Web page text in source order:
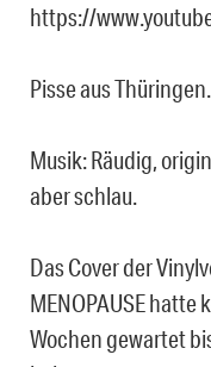
https://
Pisse aus Thüringen.
Musik: Räudig,
aber schlau.
Das Cover der
MENOPAUSE hatte
Wochen gewartet